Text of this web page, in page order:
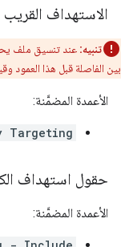
الاستهداف القريب
تنبيه: عند تنسيق ملف
بين الفاصلة قبل هذا العمود
الأعمدة المضمَّنة:
Targeting
حقول استهداف
الأعمدة المضمَّنة: